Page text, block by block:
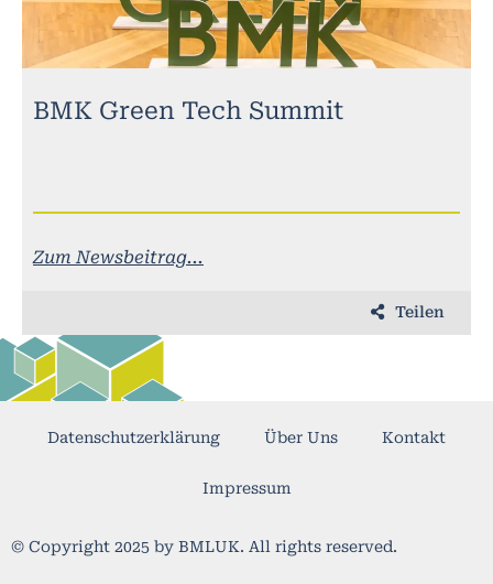
BMK Green Tech Summit
Zum Newsbeitrag...
Teilen
© Copyright 2025 by BMLUK. All rights reserved.
Datenschutzerklärung Über Uns Kontakt
Impressum